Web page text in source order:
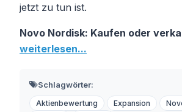
jetzt zu tun ist.
Novo Nordisk: Kaufen oder
weiterlesen...
Schlagwörter:
Aktienbewertung Expansion